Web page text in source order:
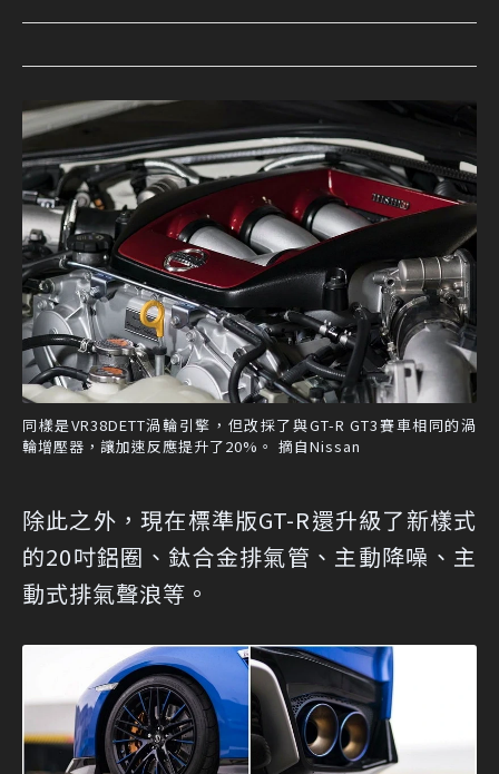
同樣是VR38DETT渦輪引擎，但改採了與GT-R GT3賽車相同的渦
輪增壓器，讓加速反應提升了20%。 摘自Nissan
除此之外，現在標準版GT-R還升級了新樣式
的20吋鋁圈、鈦合金排氣管、主動降噪、主
動式排氣聲浪等。